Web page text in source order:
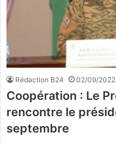
Rédaction B24 02/09/2022
Coopération : Le
rencontre le
septembre